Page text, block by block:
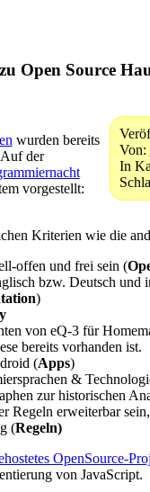
Open Source
Von:
In
wurden bereits
der
vorgestellt:
Kriterien wie die
offen und frei sein (
bzw. Deutsch und
)
von eQ-3 für
bereits vorhanden ist.
(Apps)
&
zur historischen
Regeln erweiterbar
(Regeln)
OpenSource-
von JavaScript.